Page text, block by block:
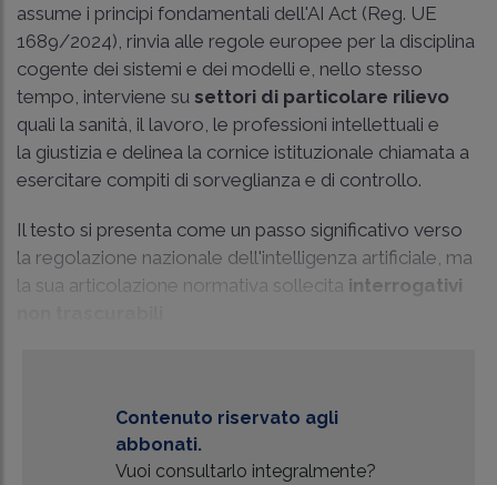
assume i principi fondamentali dell'AI Act (Reg. UE
1689/2024), rinvia alle regole europee per la disciplina
cogente dei sistemi e dei modelli e, nello stesso
tempo, interviene su settori di particolare rilievo
quali la sanità, il lavoro, le professioni intellettuali e
la giustizia e delinea la cornice istituzionale chiamata a
esercitare compiti di sorveglianza e di controllo.
Il testo si presenta come un passo significativo verso
la regolazione nazionale dell'intelligenza artificiale, ma
la sua articolazione normativa sollecita interrogativi
Contenuto riservato agli
abbonati.
Vuoi consultarlo integralmente?